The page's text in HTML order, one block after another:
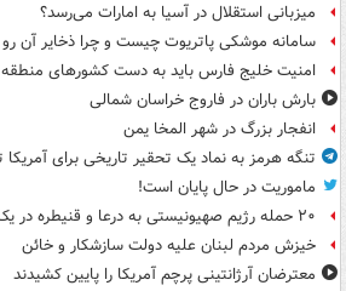
میزبانی استقلال در آسیا به امارات می‌رسد؟
سامانه موشکی پاتریوت چیست و چرا ذخایر آن
امنیت خلیج فارس باید به دست کشورهای
بارش باران در فاروج خراسان شمالی
انفجار بزرگ در شهر المخا یمن
تنگه هرمز به نماد یک تحقیر تاریخی برای
ماموریت در حال پایان است!
۲۰ حمله رژیم صهیونیستی به درعا و قنیطره در یک هفته
خیزش مردم لبنان علیه دولت سازشکار و خائن
معترضان آرژانتینی پرچم آمریکا را پایین کشیدند